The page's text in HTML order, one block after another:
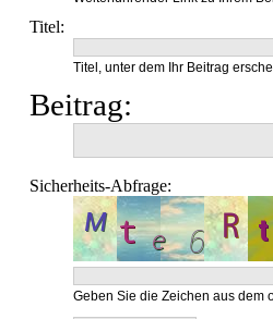
Titel:
Titel, unter dem Ihr Beitrag
Beitrag:
Sicherheits-Abfrage:
Geben Sie die Zeichen aus dem